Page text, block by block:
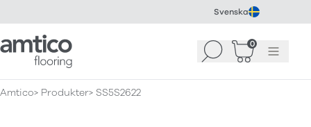
Svenska
Amtico Flooring Sök 0
Korg 0)Meny
Amtico Produkter SS5S2622